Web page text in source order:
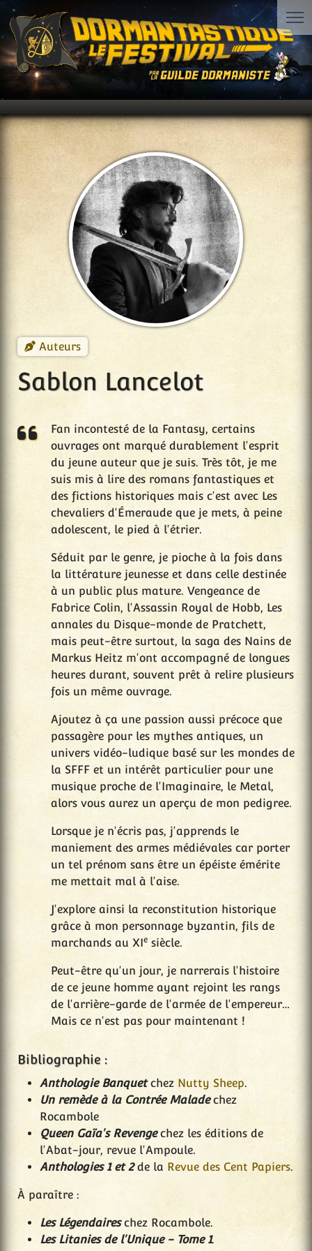
Auteurs
Sablon Lancelot
Fan incontesté de la Fantasy, certains
ouvrages ont marqué durablement l'esprit
du jeune auteur que je suis. Très tôt, je me
suis mis à lire des romans fantastiques et
des fictions historiques mais c'est avec Les
chevaliers d'Émeraude que je mets, à peine
adolescent, le pied à l'étrier.
Séduit par le genre, je pioche à la fois dans
la littérature jeunesse et dans celle destinée
à un public plus mature. Vengeance de
Fabrice Colin, l'Assassin Royal de Hobb, Les
annales du Disque-monde de Pratchett,
mais peut-être surtout, la saga des Nains de
Markus Heitz m'ont accompagné de longues
heures durant, souvent prêt à relire plusieurs
fois un même ouvrage.
Ajoutez à ça une passion aussi précoce que
passagère pour les mythes antiques, un
univers vidéo-ludique basé sur les mondes de
la SFFF et un intérêt particulier pour une
musique proche de l'Imaginaire, le Metal,
alors vous aurez un aperçu de mon pedigree.
Lorsque je n'écris pas, j'apprends le
maniement des armes médiévales car porter
un tel prénom sans être un épéiste émérite
me mettait mal à l'aise.
J'explore ainsi la reconstitution historique
grâce à mon personnage byzantin, fils de
marchands au XIe siècle.
Peut-être qu'un jour, je narrerais l'histoire
de ce jeune homme ayant rejoint les rangs
de l'arrière-garde de l'armée de l'empereur…
Mais ce n'est pas pour maintenant !
Bibliographie :
Anthologie Banquetchez Nutty Sheep.
Un remède à la Contrée Maladechez
Rocambole
Queen Gaïa's Revengechez les éditions de
l'Abat-jour, revue l'Ampoule.
Anthologies 1 et 2de la Revue des Cent Papiers.
À paraître :
Les Légendaireschez Rocambole.
Les Litanies de l'Unique - Tome 1.